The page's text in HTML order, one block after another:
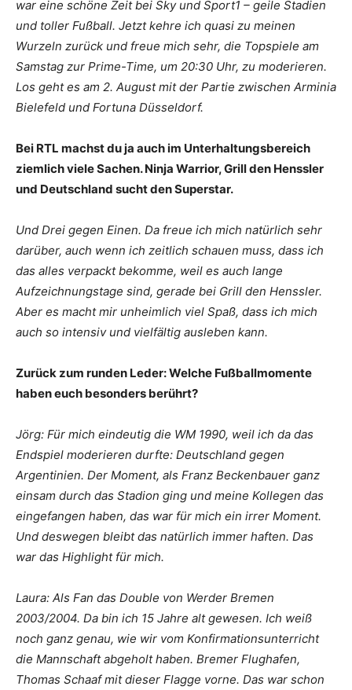
war eine schöne Zeit bei Sky und Sport1 – geile Stadien
und toller Fußball. Jetzt kehre ich quasi zu meinen
Wurzeln zurück und freue mich sehr, die Topspiele am
Samstag zur Prime-Time, um 20:30 Uhr, zu moderieren.
Los geht es am 2. August mit der Partie zwischen Arminia
Bielefeld und Fortuna Düsseldorf.
Bei RTL machst du ja auch im Unterhaltungsbereich
ziemlich viele Sachen. Ninja Warrior, Grill den Henssler
und Deutschland sucht den Superstar.
Und Drei gegen Einen. Da freue ich mich natürlich sehr
darüber, auch wenn ich zeitlich schauen muss, dass ich
das alles verpackt bekomme, weil es auch lange
Aufzeichnungstage sind, gerade bei Grill den Henssler.
Aber es macht mir unheimlich viel Spaß, dass ich mich
auch so intensiv und vielfältig ausleben kann.
Zurück zum runden Leder: Welche Fußballmomente
haben euch besonders berührt?
Jörg: Für mich eindeutig die WM 1990, weil ich da das
Endspiel moderieren durfte: Deutschland gegen
Argentinien. Der Moment, als Franz Beckenbauer ganz
einsam durch das Stadion ging und meine Kollegen das
eingefangen haben, das war für mich ein irrer Moment.
Und deswegen bleibt das natürlich immer haften. Das
war das Highlight für mich.
Laura: Als Fan das Double von Werder Bremen
2003/2004. Da bin ich 15 Jahre alt gewesen. Ich weiß
noch ganz genau, wie wir vom Konfirmationsunterricht
die Mannschaft abgeholt haben. Bremer Flughafen,
Thomas Schaaf mit dieser Flagge vorne. Das war schon